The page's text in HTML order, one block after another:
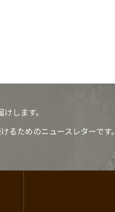
します。
ためのニュースレターです。